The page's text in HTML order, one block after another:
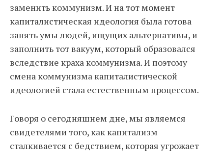
заменить коммунизм. И на тот момент
капиталистическая идеология была готова
занять умы людей, ищущих альтернативы, и
заполнить тот вакуум, который образовался
вследствие краха коммунизма. И поэтому
смена коммунизма капиталистической
идеологией стала естественным процессом.
Говоря о сегодняшнем дне, мы являемся
свидетелями того, как капитализм
сталкивается с бедствием, которая угрожает